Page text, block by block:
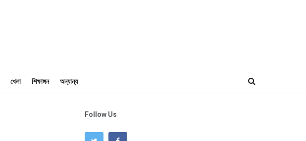
খেলা শিক্ষাঙ্গন অন্যান্য
Follow Us